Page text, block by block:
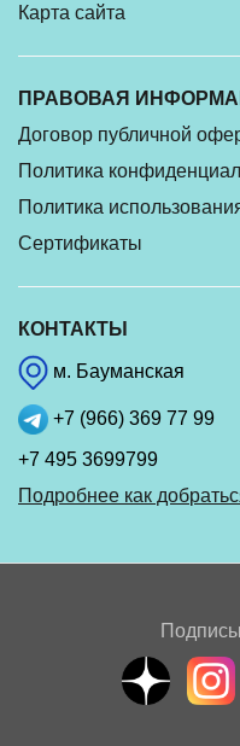
Карта сайта
ПРАВОВАЯ
Договор публичной
Политика
Политика
Сертификаты
КОНТАКТЫ
м. Бауманская
+7 (966) 369 77 99
+7 495 3699799
Подробнее как